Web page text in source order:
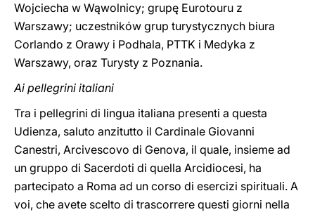
Wojciecha w Wąwolnicy; grupę Eurotouru z
Warszawy; uczestników grup turystycznych biura
Corlando z Orawy i Podhala, PTTK i Medyka z
Warszawy, oraz Turysty z Poznania.
Ai pellegrini italiani
Tra i pellegrini di lingua italiana presenti a questa
Udienza, saluto anzitutto il Cardinale Giovanni
Canestri, Arcivescovo di Genova, il quale, insieme ad
un gruppo di Sacerdoti di quella Arcidiocesi, ha
partecipato a Roma ad un corso di esercizi spirituali. A
voi, che avete scelto di trascorrere questi giorni nella